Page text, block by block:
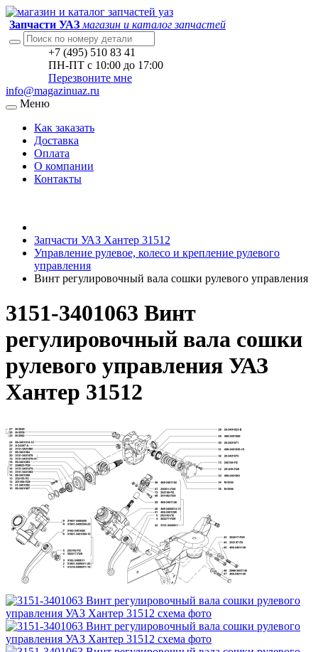
Запчасти УАЗ магазин и каталог запчастей
+7 (495) 510 83 41
ПН-ПТ с 10:00 до 17:00
Перезвоните мне
info@magazinuaz.ru
Меню
Как заказать
Доставка
Оплата
О компании
Контакты
Запчасти УАЗ Хантер 31512
Управление рулевое, колесо и крепление рулевого
управления
Винт регулировочный вала сошки рулевого управления
3151-3401063 Винт
регулировочный вала сошки
рулевого управления УАЗ
Хантер 31512